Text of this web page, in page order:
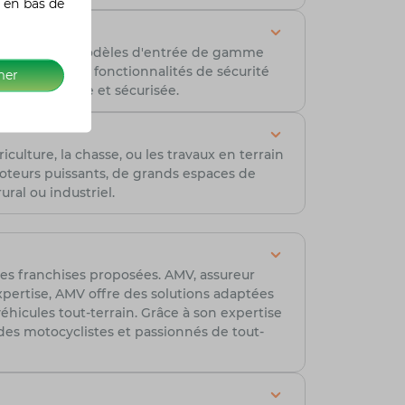
Les modèles d'entrée de gamme
De plus, les fonctionnalités de sécurité
progressive et sécurisée.
la chasse, ou les travaux en terrain
puissants, de grands espaces de
ou industriel.
franchises proposées. AMV, assureur
AMV offre des solutions adaptées
tout-terrain. Grâce à son expertise
motocyclistes et passionnés de tout-